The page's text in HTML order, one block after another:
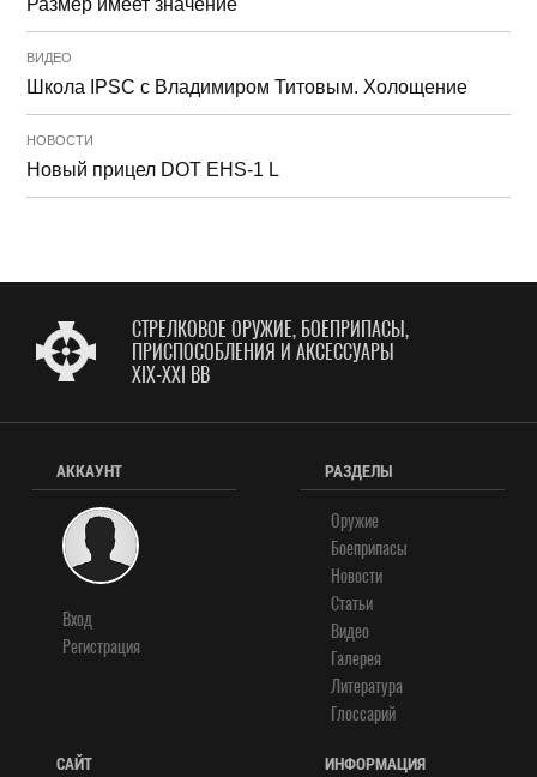
ВИДЕО
Школа IPSC с Владимиром Титовым. Холощение
НОВОСТИ
Новый прицел DOT EHS-1 L
СТРЕЛКОВОЕ ОРУЖИЕ, БОЕПРИПАСЫ,
ПРИСПОСОБЛЕНИЯ И АКСЕССУАРЫ
XIX-XXI ВВ
АККАУНТ
Вход
Регистрация
РАЗДЕЛЫ
Оружие
Боеприпасы
Новости
Статьи
Видео
Галерея
Литература
Глоссарий
САЙТ ИНФОРМАЦИЯ